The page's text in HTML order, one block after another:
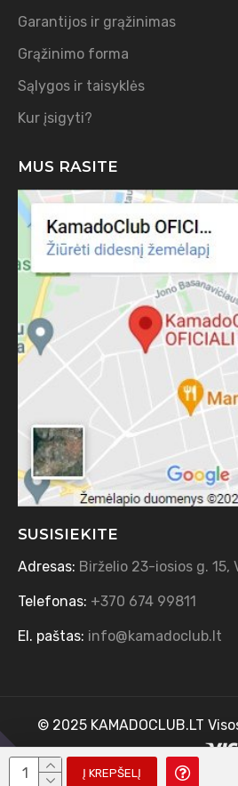
Į KREPŠELĮ
Garantijos ir grąžinimas
Grąžinimo forma
Sąlygos ir taisyklės
Kur įsigyti?
MUS RASITE
SUSISIEKITE
Adresas: Birželio 23-iosios g. 15,
Telefonas: +370 674 99811
El. paštas: info@kamadoclub.lt
© 2025 KAMADOCLUB.LT
Sprendimas: